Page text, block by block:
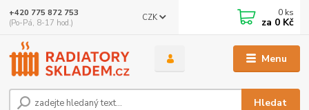
Menu
CZK
Hledat
+420 775 872 753
(Po-Pá, 8-17 hod.)
0 ks
za 0 Kč